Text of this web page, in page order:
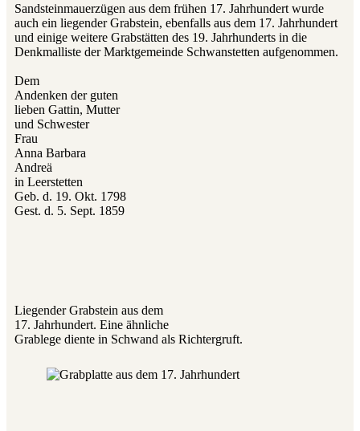
Sandsteinmauerzügen aus dem frühen 17. Jahrhundert wurde
auch ein liegender Grabstein, ebenfalls aus dem 17. Jahrhundert
und einige weitere Grabstätten des 19. Jahrhunderts in die
Denkmalliste der Marktgemeinde Schwanstetten aufgenommen.
Dem
Andenken der guten
lieben Gattin, Mutter
und Schwester
Frau
Anna Barbara
Andreä
in Leerstetten
Geb. d. 19. Okt. 1798
Gest. d. 5. Sept. 1859
Liegender Grabstein aus dem
17. Jahrhundert. Eine ähnliche
Grablege diente in Schwand als Richtergruft.